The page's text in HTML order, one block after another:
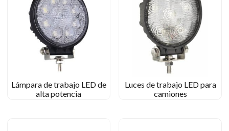
Lámpara de trabajo LED de
alta potencia
Luces de trabajo LED para
camiones